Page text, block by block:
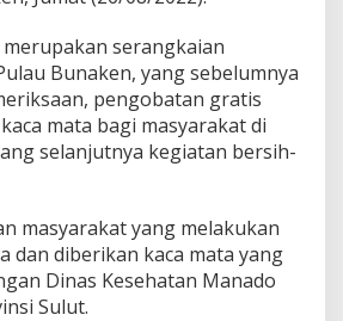
k
n
a
serangkaian
Bunaken, yang sebelumnya
pengobatan gratis
mata bagi masyarakat di
selanjutnya kegiatan bersih-
masyarakat yang melakukan
dan diberikan kaca mata yang
Dinas Kesehatan Manado
Sulut.